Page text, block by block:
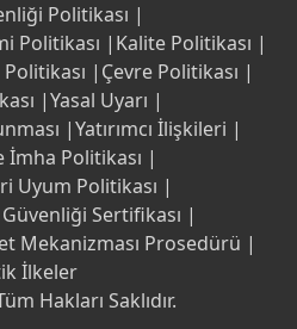
Politikası |
Politikası | Kalite Politikası |
Politikası | Çevre Politikası |
|Yasal Uyarı |
|Yatırımcı İlişkileri |
İmha Politikası |
Uyum Politikası |
Sertifikası |
Mekanizması Prosedürü |
İlkeler
Hakları Saklıdır.